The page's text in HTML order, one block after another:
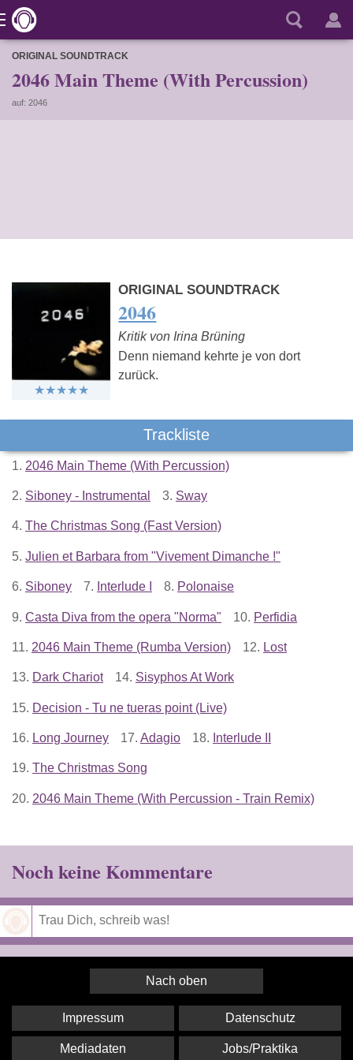
ORIGINAL SOUNDTRACK
2046 Main Theme (With Percussion)
auf: 2046
ORIGINAL SOUNDTRACK
2046
Kritik von Irina Brüning
Denn niemand kehrte je von dort
zurück.
Trackliste
1. 2046 Main Theme (With Percussion)
2. Siboney - Instrumental 3. Sway
4. The Christmas Song (Fast Version)
5. Julien et Barbara from "Vivement Dimanche !"
6. Siboney 7. Interlude I 8. Polonaise
9. Casta Diva from the opera "Norma" 10. Perfidia
11. 2046 Main Theme (Rumba Version) 12. Lost
13. Dark Chariot 14. Sisyphos At Work
15. Decision - Tu ne tueras point (Live)
16. Long Journey 17. Adagio 18. Interlude II
19. The Christmas Song
20. 2046 Main Theme (With Percussion - Train Remix)
Noch keine Kommentare
Nach oben
Impressum Datenschutz
Mediadaten Jobs/Praktika